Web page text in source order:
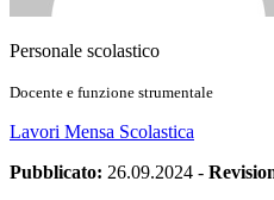
Personale scolastico
Docente e funzione strumentale
Lavori Mensa Scolastica
Pubblicato: 26.09.2024 -